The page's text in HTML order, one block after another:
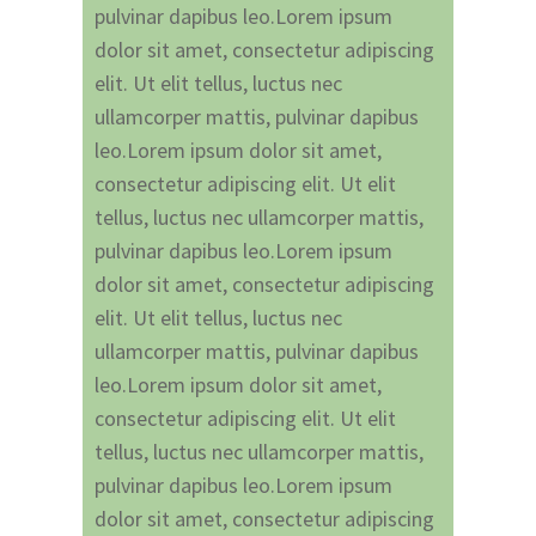
pulvinar dapibus leo.Lorem ipsum
dolor sit amet, consectetur adipiscing
elit. Ut elit tellus, luctus nec
ullamcorper mattis, pulvinar dapibus
leo.Lorem ipsum dolor sit amet,
consectetur adipiscing elit. Ut elit
tellus, luctus nec ullamcorper mattis,
pulvinar dapibus leo.Lorem ipsum
dolor sit amet, consectetur adipiscing
elit. Ut elit tellus, luctus nec
ullamcorper mattis, pulvinar dapibus
leo.Lorem ipsum dolor sit amet,
consectetur adipiscing elit. Ut elit
tellus, luctus nec ullamcorper mattis,
pulvinar dapibus leo.Lorem ipsum
dolor sit amet, consectetur adipiscing